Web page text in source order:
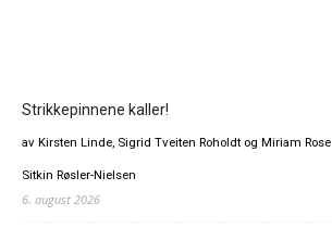
Strikkepinnene kaller!
av Kirsten Linde, Sigrid Tveiten Roholdt og Miriam Rose
Sitkin Røsler-Nielsen
6. august 2026